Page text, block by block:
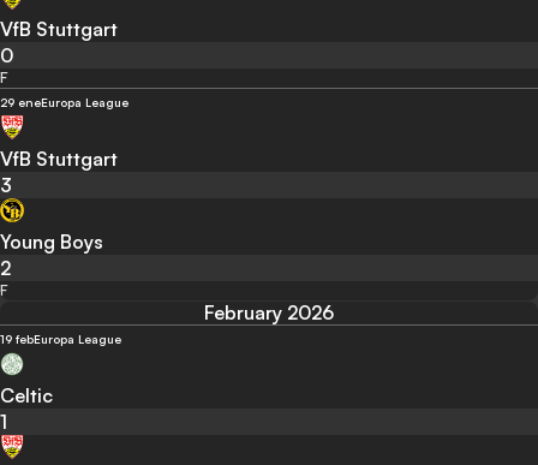
VfB Stuttgart
0
F
29 eneEuropa League
VfB Stuttgart
3
Young Boys
2
F
February 2026
19 febEuropa League
Celtic
1